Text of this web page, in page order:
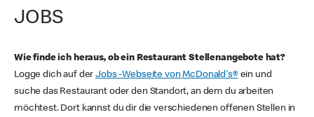
JOBS
Wie finde ich heraus, ob ein Restaurant Stellenangebote hat?
Logge dich auf derJobs -Webseite von McDonald's®ein und
suche das Restaurant oder den Standort, an dem du arbeiten
möchtest. Dort kannst du dir die verschiedenen offenen Stellen in